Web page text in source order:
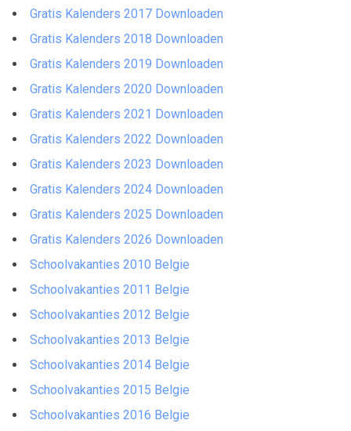
Gratis Kalenders 2017 Downloaden
Gratis Kalenders 2018 Downloaden
Gratis Kalenders 2019 Downloaden
Gratis Kalenders 2020 Downloaden
Gratis Kalenders 2021 Downloaden
Gratis Kalenders 2022 Downloaden
Gratis Kalenders 2023 Downloaden
Gratis Kalenders 2024 Downloaden
Gratis Kalenders 2025 Downloaden
Gratis Kalenders 2026 Downloaden
Schoolvakanties 2010 Belgie
Schoolvakanties 2011 Belgie
Schoolvakanties 2012 Belgie
Schoolvakanties 2013 Belgie
Schoolvakanties 2014 Belgie
Schoolvakanties 2015 Belgie
Schoolvakanties 2016 Belgie